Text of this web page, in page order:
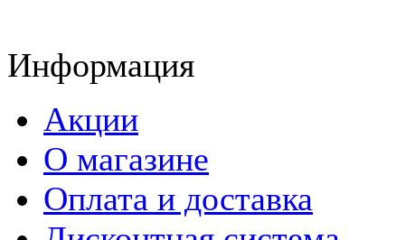
Информация
Акции
О магазине
Оплата и доставка